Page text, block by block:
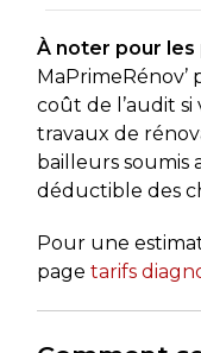
À noter pour
coût de l’audit si
travaux de
bailleurs soumis
déductible des
Pour une
page tarifs